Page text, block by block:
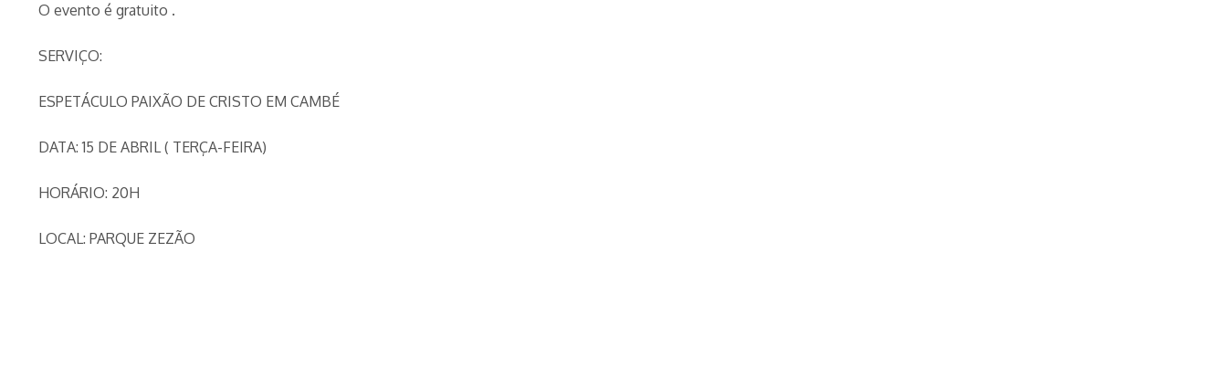
O evento é gratuito .
SERVIÇO:
ESPETÁCULO PAIXÃO DE CRISTO EM CAMBÉ
DATA: 15 DE ABRIL ( TERÇA-FEIRA)
HORÁRIO: 20H
LOCAL: PARQUE ZEZÃO